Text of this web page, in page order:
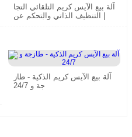
آلة بيع الآيس كريم التلقائي التجا
ري| التنظيف الذاتي والتحكم عن
آلة بيع الآيس كريم الذكية - طاز
جة و 24/7